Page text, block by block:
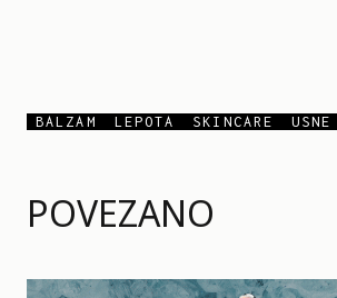
POVEZANO
BALZAM LEPOTA SKINCARE USNE